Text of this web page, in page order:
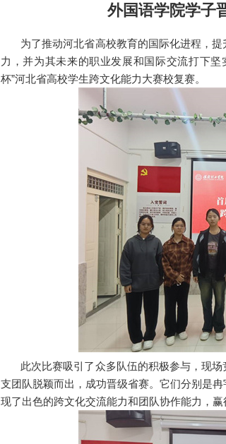
外国语学院学子
为了推动河北省高校教育的国际化进程，提
力，并为其未来的职业发展和国际交流打下
杯”河北省高校学生跨文化能力大赛校复赛。
此次比赛吸引了众多队伍的积极参与，现场
支团队脱颖而出，成功晋级省赛。它们分别是
现了出色的跨文化交流能力和团队协作能力，赢